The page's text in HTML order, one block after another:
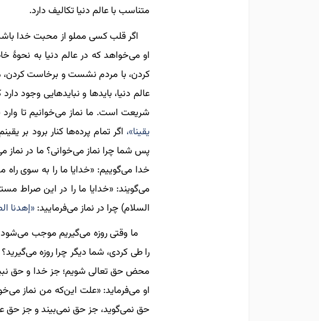
متناسب با عالم دنیا تکالیف دارد.
اگر قلب کسی مملو از محبت خدا
او می‌خواهد که در عالم دنیا به نحوۀ
کردن، با مردم نشست و برخاست کردن،
عالم دنیا، بایدها و نبایدهایی وجود
شریعت است. ما نماز می‌خوانیم تا
یقینا»، اگر تمام پرده‌ها کنار برود
پس شما چرا نماز می‌خوانی؟ ما در نماز
خدا می‌گوییم: «خدایا ما را به سوی
می‌گویند: «خدایا ما را در این صراط
السلام) چرا در نماز می‌فرمایید: «إهدنا
ما وقتی روزه می‌گیریم موجب
را طی کردی، شما دیگر چرا روزه
محض حق تعالی شویم؛ جز خدا و حق
او می‌فرماید: «علت این‌که من نماز
حق نمی‌گوید، جز حق نمی‌بیند و جز حق